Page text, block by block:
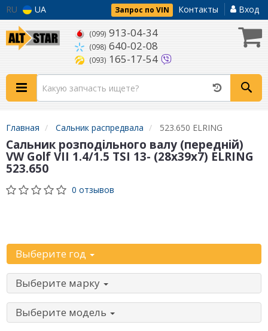
RU UA Запрос по VIN Контакты Вход
(099) 913-04-34
(098) 640-02-08
(093) 165-17-54
Главная Сальник распредвала 523.650 ELRING
Сальник розподільного валу (передній)
VW Golf VII 1.4/1.5 TSI 13- (28x39x7) ELRING
523.650
0 отзывов
Выберите год
Выберите марку
Выберите модель